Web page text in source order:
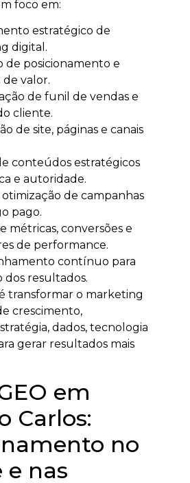
foco em:
estratégico de
digital.
de posicionamento e
valor.
de funil de vendas e
cliente.
de site, páginas e canais
conteúdos estratégicos
e autoridade.
otimização de campanhas
pago.
métricas, conversões e
de performance.
contínuo para
dos resultados.
transformar o marketing
crescimento,
dados, tecnologia
gerar resultados mais
em
Carlos:
no
e nas